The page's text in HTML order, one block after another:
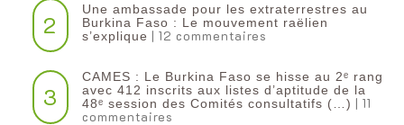
2
Une ambassade pour les extraterrestres au
Burkina Faso : Le mouvement raëlien
s’explique | 12 commentaires
3
CAMES : Le Burkina Faso se hisse au 2ᵉ rang
avec 412 inscrits aux listes d’aptitude de la
48ᵉ session des Comités consultatifs (…) | 11
commentaires